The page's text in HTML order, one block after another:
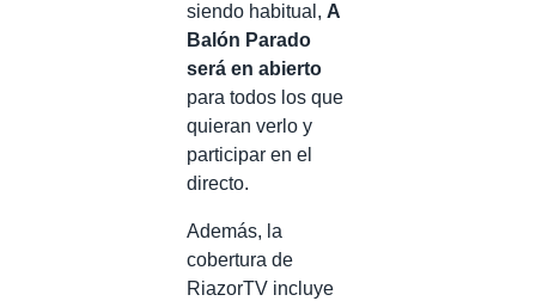
siendo habitual, A
Balón Parado
será en abierto
para todos los que
quieran verlo y
participar en el
directo.
Además, la
cobertura de
RiazorTV incluye